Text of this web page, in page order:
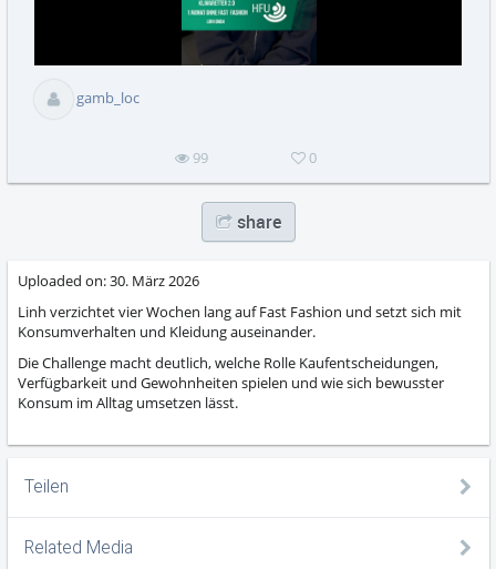
gamb_loc
99 0
share
Uploaded on:30. März 2026
Linh verzichtet vier Wochen lang auf Fast Fashion und setzt sich mit
Konsumverhalten und Kleidung auseinander.
Die Challenge macht deutlich, welche Rolle Kaufentscheidungen,
Verfügbarkeit und Gewohnheiten spielen und wie sich bewusster
Konsum im Alltag umsetzen lässt.
Teilen
Related Media